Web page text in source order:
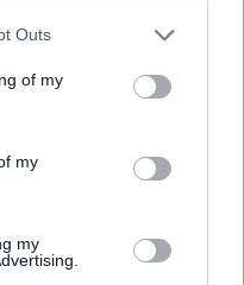
Outs
of my
my
my
polskiego IGL-a
słowa, wygrywając
przedstawicielom
na pasmo zwycięstw.
comebacku. Kiedy
doprowadzić do
i zaklepując sobie tym